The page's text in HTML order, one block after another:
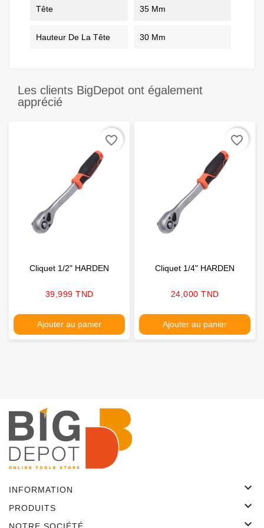
Tête 35 Mm
Hauteur De La Tête 30 Mm
Les clients BigDepot ont également
apprécié
Cliquet 1/2" HARDEN
Prix
39,999 TND
Ajouter au panier
favorite_border
Cliquet 1/4" HARDEN
Prix
24,000 TND
Ajouter au panier
favorite_border
INFORMATION 
PRODUITS 
